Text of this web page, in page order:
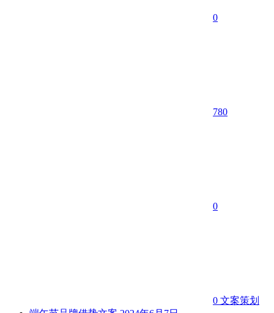
0
780
0
0 文案策划